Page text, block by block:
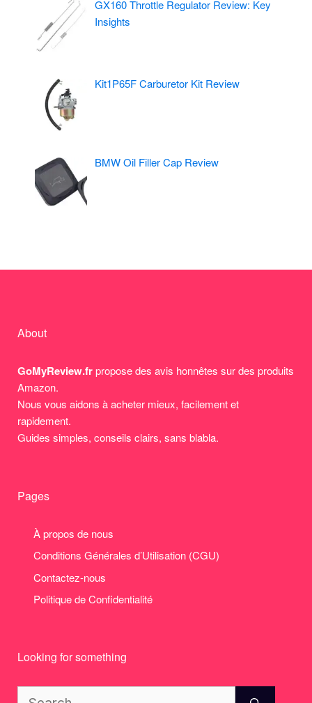
GX160 Throttle Regulator Review: Key
Insights
Kit1P65F Carburetor Kit Review
BMW Oil Filler Cap Review
About
GoMyReview.frpropose des avis honnêtes sur des produits
Amazon.
Nous vous aidons à acheter mieux, facilement et
rapidement.
Guides simples, conseils clairs, sans blabla.
Pages
À propos de nous
Conditions Générales d’Utilisation (CGU)
Contactez-nous
Politique de Confidentialité
Looking for something